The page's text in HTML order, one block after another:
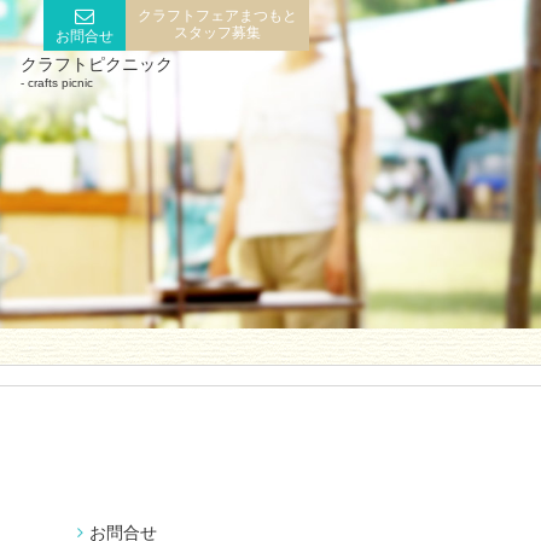
クラフトピクニック
crafts picnic
お問合せ
クラフトフェアまつもと
スタッフ募集
お問合せ